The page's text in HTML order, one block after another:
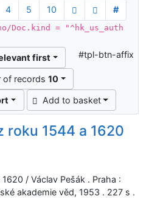
4 5 10
#
Doc.kind = "^hk_us_auth
first
of records 10
Add to basket
#tpl-btn-affix
roku 1544 a 1620
/ Václav Pešák . Praha :
akademie věd, 1953 . 227 s .